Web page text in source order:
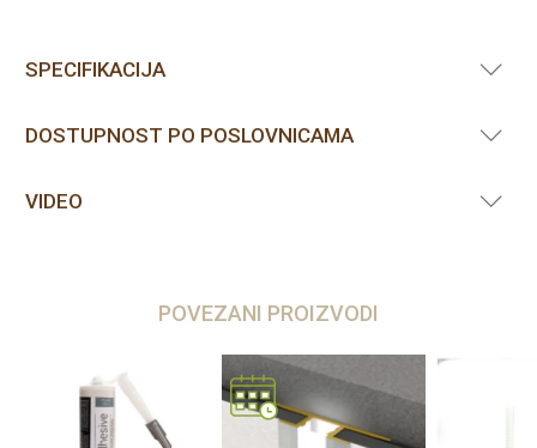
SPECIFIKACIJA
DOSTUPNOST PO POSLOVNICAMA
VIDEO
POVEZANI PROIZVODI